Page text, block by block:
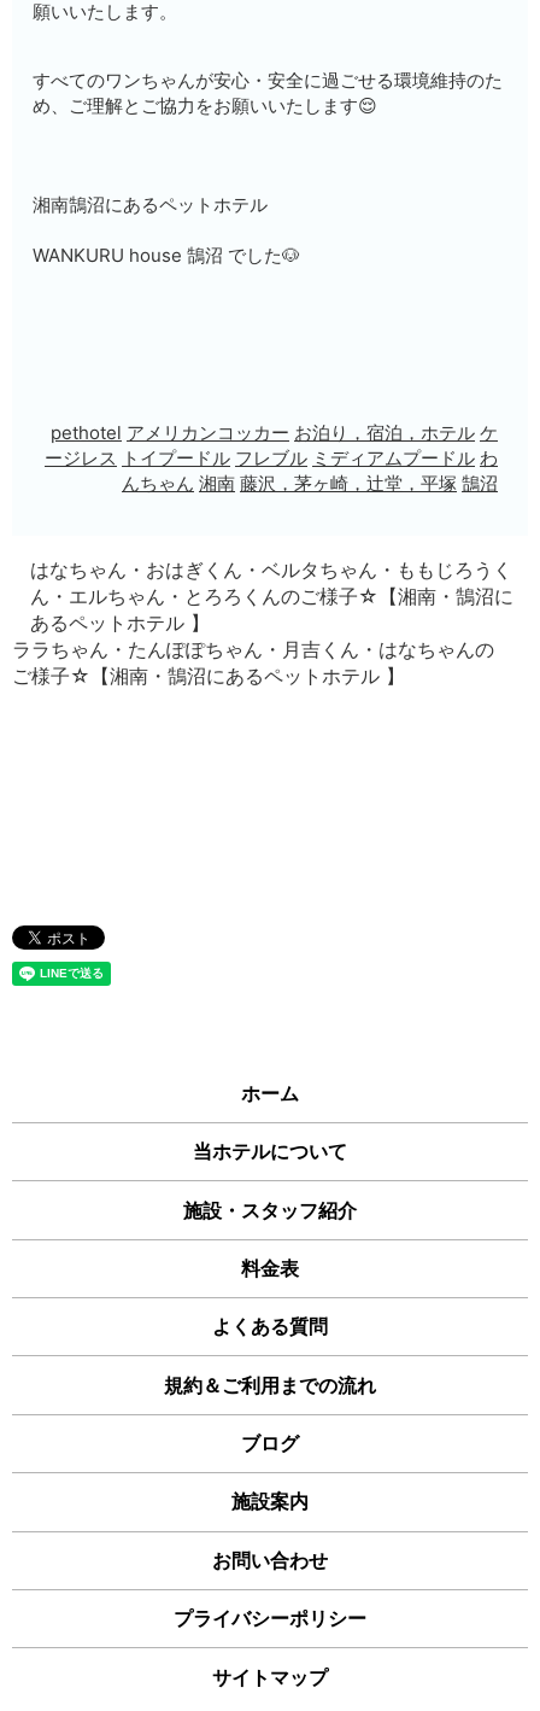
願いいたします。
すべてのワンちゃんが安心・安全に過ごせる環境維持のた
め、ご理解とご協力をお願いいたします😌
湘南鵠沼にあるペットホテル
WANKURU house 鵠沼 でした🐶
pethotel アメリカンコッカー お泊り，宿泊，ホテル ケ
ージレス トイプードル フレブル ミディアムプードル わ
んちゃん 湘南 藤沢，茅ヶ崎，辻堂，平塚 鵠沼
はなちゃん・おはぎくん・ベルタちゃん・ももじろうく
ん・エルちゃん・とろろくんのご様子☆【湘南・鵠沼に
あるペットホテル 】
ララちゃん・たんぽぽちゃん・月吉くん・はなちゃんの
ご様子☆【湘南・鵠沼にあるペットホテル 】
ホーム
当ホテルについて
施設・スタッフ紹介
料金表
よくある質問
規約＆ご利用までの流れ
ブログ
施設案内
お問い合わせ
プライバシーポリシー
サイトマップ